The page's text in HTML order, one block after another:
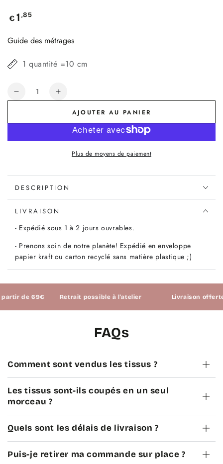
Prix
€ 1 ,85
Guide des métrages
1 quantité =10 cm
Quantité
Réduire
Augmenter
quantité
aviateur
AJOUTER AU PANIER
Plus de moyens de paiement
DESCRIPTION
LIVRAISON
- Expédié sous 1 à 2 jours ouvrables.
- Prenons soin de notre planète! Expédié en enveloppe
papier kraft ou carton recyclé sans matière plastique ;)
de 69€ Retrait possible à l'atelier Livraison offerte à
FAQs
Comment sont vendus les tissus ?
Les tissus sont-ils coupés en un seul
morceau ?
Quels sont les délais de livraison ?
Puis-je retirer ma commande sur place ?